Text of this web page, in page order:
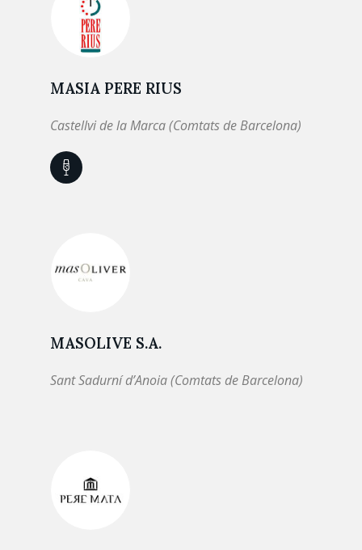
MASIA PERE RIUS
Castellvi de la Marca (Comtats de Barcelona)
MASOLIVE S.A.
Sant Sadurní d’Anoia (Comtats de Barcelona)